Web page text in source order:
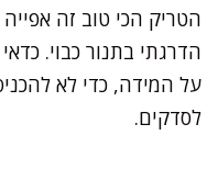
הטריק הכי טוב זה
הדרגתי בתנור כבוי.
על המידה, כדי לא
לסדקים.